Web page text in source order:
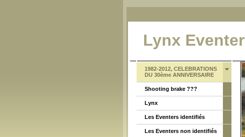
Lynx Eventer
1982-2012, CELEBRATIONS
DU 30ème ANNIVERSAIRE
Shooting brake ???
Lynx
Les Eventers identifiés
Les Eventers non identifiés